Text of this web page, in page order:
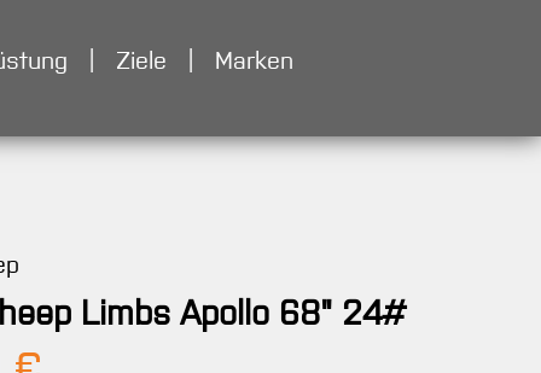
Ziele
Marken
Limbs Apollo 68" 24#